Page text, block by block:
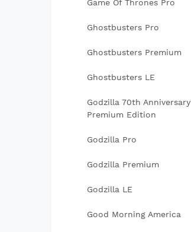
Game Of Thrones Pro
Ghostbusters Pro
Ghostbusters Premium
Ghostbusters LE
Godzilla 70th Anniversary
Premium Edition
Godzilla Pro
Godzilla Premium
Godzilla LE
Good Morning America